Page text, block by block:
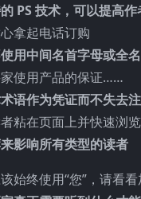
PS 技术，可以提高
拿起电话订购
用中间名首字母或全名
使用产品的保证……
语作为凭证而不失去
粘在页面上并快速浏
影响所有类型的读者
始终使用“您”，请看